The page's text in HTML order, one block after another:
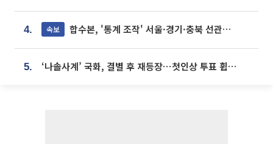
4. 속보 합수본, '통계 조작' 서울·경기·충북 선관위 등 추가 압수수색
5. ‘나솔사계’ 국화, 결별 후 재등장⋯첫인상 투표 휩쓸고 ‘인기녀’ 등극